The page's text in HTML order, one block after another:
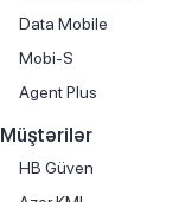
Biznes mərkəzi
Data Mobile
Mobi-S
Agent Plus
Müştərilər
HB Güven